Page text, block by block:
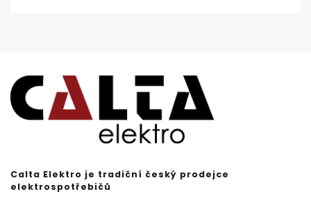
Calta Elektro je tradiční český prodejce
elektrospotřebičů